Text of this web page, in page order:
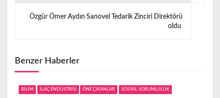
z
Özgür Ömer Aydın Sanovel Tedarik Zinciri Direktörü
oldu
Benzer Haberler
BİLİM İLAÇ ENDÜSTRİSİ ÖNE ÇIKANLAR SOSYAL SORUMLULUK